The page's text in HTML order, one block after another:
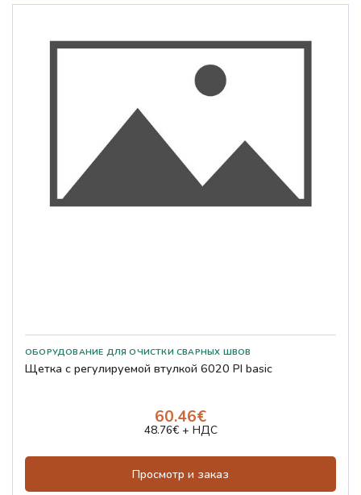
Щетка с регулируемой втулкой 6020 PI basic
60.46€
48.76€ + НДС
Просмотр и заказ